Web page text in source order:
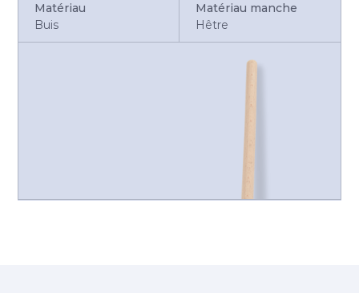
Matériau
Buis
Matériau manche
Hêtre